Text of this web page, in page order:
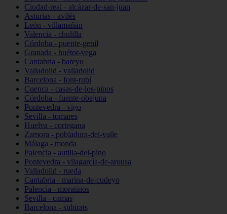
Ciudad-real - alcázar-de-san-juan
Asturias - avilés
León - villamañán
Valencia - chulilla
Córdoba - puente-genil
Granada - huétor-vega
Cantabria - bareyo
Valladolid - valladolid
Barcelona - font-rubí
Cuenca - casas-de-los-pinos
Córdoba - fuente-obejuna
Pontevedra - vigo
Sevilla - tomares
Huelva - cortegana
Zamora - pobladura-del-valle
Málaga - monda
Palencia - autilla-del-pino
Pontevedra - vilagarcía-de-arousa
Valladolid - rueda
Cantabria - marina-de-cudeyo
Palencia - moratinos
Sevilla - camas
Barcelona - subirats